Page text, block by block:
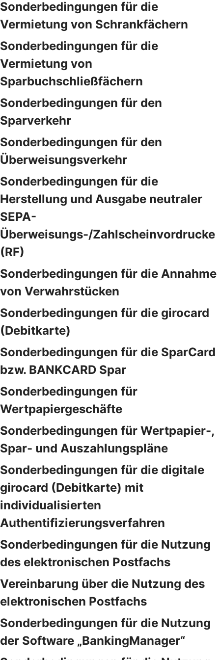
Sonderbedingungen für die
Vermietung von Schrankfächern
Sonderbedingungen für die
Vermietung von
Sparbuchschließfächern
Sonderbedingungen für den
Sparverkehr
Sonderbedingungen für den
Überweisungsverkehr
Sonderbedingungen für die
Herstellung und Ausgabe neutraler
SEPA-
Überweisungs-/Zahlscheinvordrucke
(RF)
Sonderbedingungen für die Annahme
von Verwahrstücken
Sonderbedingungen für die girocard
(Debitkarte)
Sonderbedingungen für die SparCard
bzw. BANKCARD Spar
Sonderbedingungen für
Wertpapiergeschäfte
Sonderbedingungen für Wertpapier-,
Spar- und Auszahlungspläne
Sonderbedingungen für die digitale
girocard (Debitkarte) mit
individualisierten
Authentifizierungsverfahren
Sonderbedingungen für die Nutzung
des elektronischen Postfachs
Vereinbarung über die Nutzung des
elektronischen Postfachs
Sonderbedingungen für die Nutzung
der Software „BankingManager“